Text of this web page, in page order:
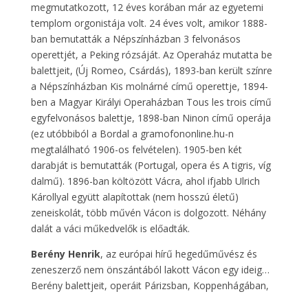
megmutatkozott, 12 éves korában már az egyetemi
templom orgonistája volt. 24 éves volt, amikor 1888-
ban bemutatták a Népszínházban 3 felvonásos
operettjét, a Peking rózsáját. Az Operaház mutatta be
balettjeit, (Új Romeo, Csárdás), 1893-ban került színre
a Népszínházban Kis molnárné című operettje, 1894-
ben a Magyar Királyi Operaházban Tous les trois című
egyfelvonásos balettje, 1898-ban Ninon című operája
(ez utóbbiból a Bordal a gramofononline.hu-n
megtalálható 1906-os felvételen). 1905-ben két
darabját is bemutatták (Portugal, opera és A tigris, víg
dalmű). 1896-ban költözött Vácra, ahol ifjabb Ulrich
Károllyal együtt alapítottak (nem hosszú életű)
zeneiskolát, több művén Vácon is dolgozott. Néhány
dalát a váci műkedvelők is előadták.
Berény Henrik, az európai hírű hegedűművész és
zeneszerző nem önszántából lakott Vácon egy ideig…
Berény balettjeit, operáit Párizsban, Koppenhágában,